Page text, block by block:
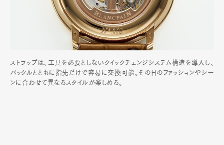
ストラップは、工具を必要としないクイックチェンジシステム構造を導入し、
バックルとともに指先だけで容易に交換可能。その日のファッションやシー
ンに合わせて異なるスタイルが楽しめる。